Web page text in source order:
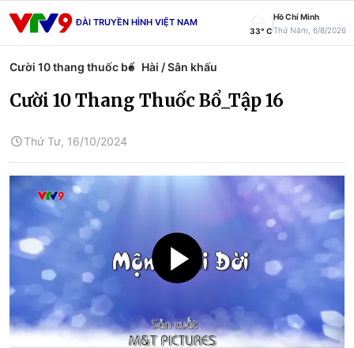
ĐÀI TRUYỀN HÌNH VIỆT NAM
33° C
Hồ Chí Minh
Thứ Năm, 6/8/2026
Cười 10 thang thuốc bổ Hài / Sân khấu
Cười 10 Thang Thuốc Bổ_Tập 16
Thứ Tư, 16/10/2024